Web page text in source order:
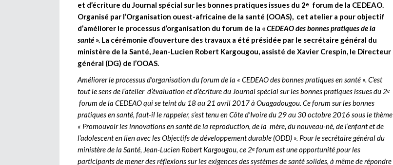
et d’écriture du Journal spécial sur les bonnes pratiques issues du 2e forum de la CEDEAO.
Organisé par l’Organisation ouest-africaine de la santé (OOAS), cet atelier a pour objectif
d’améliorer le processus d’organisation du forum de la «CEDEAO des bonnes pratiques de la
santé ». La cérémonie d’ouverture des travaux a été présidée par le secrétaire général du
ministère de la Santé, Jean-Lucien Robert Kargougou, assisté de Xavier Crespin, le Directeur
général (DG) de l’OOAS.
Améliorer le processus d’organisation du forum de la « CEDEAO des bonnes pratiques en santé ». C’est
tout le sens de l’atelier d’évaluation et d’écriture du Journal spécial sur les bonnes pratiques issues du 2e
forum de la CEDEAO qui se teint du 18 au 21 avril 2017 à Ouagadougou. Ce forum sur les bonnes
pratiques en santé, faut-il le rappeler, s’est tenu en Côte d’Ivoire du 29 au 30 octobre 2016 sous le thème
« Promouvoir les innovations en santé de la reproduction, de la mère, du nouveau-né, de l’enfant et de
l’adolescent en lien avec les Objectifs de développement durable (ODD) ». Pour le secrétaire général du
ministère de la Santé, Jean-Lucien Robert Kargougou, ce 2e forum est une opportunité pour les
participants de mener des réflexions sur les exigences des systèmes de santé solides, à même de répondre